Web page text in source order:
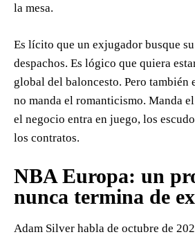
la mesa.
Es lícito que un exjugador busque
despachos. Es lógico que quiera
global del baloncesto. Pero también
no manda el romanticismo. Manda
el negocio entra en juego, los
los contratos.
NBA Europa: un
nunca termina de
Adam Silver habla de octubre de